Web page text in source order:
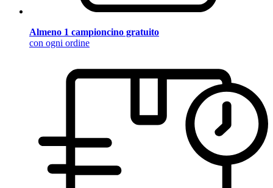
Almeno 1 campioncino gratuito
con ogni ordine